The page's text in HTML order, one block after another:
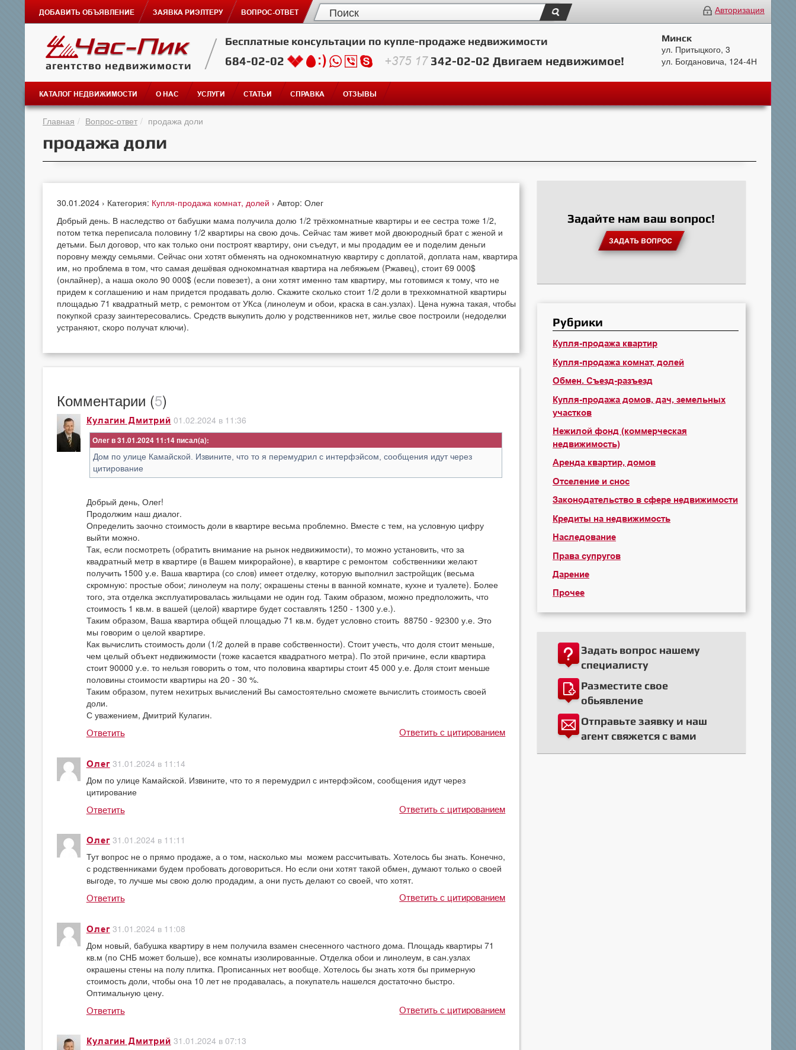
ДОБАВИТЬ ОБЪЯВЛЕНИЕ ЗАЯВКА РИЭЛТЕРУ ВОПРОС-ОТВЕТ Авторизация
агентство недвижимости
Бесплатные консультации по купле-продаже недвижимости
684-02-02 +375 17342-02-02 Двигаем недвижимое!
Минск
ул. Притыцкого, 3
ул. Богдановича, 124-4Н
КАТАЛОГ НЕДВИЖИМОСТИ О НАС УСЛУГИ СТАТЬИ СПРАВКА ОТЗЫВЫ
Главная Вопрос-ответ продажа доли
продажа доли
30.01.2024 › Категория: Купля-продажа комнат, долей › Автор: Олег
Добрый день. В наследство от бабушки мама получила долю 1/2 трёхкомнатные квартиры и ее сестра тоже 1/2,
потом тетка переписала половину 1/2 квартиры на свою дочь. Сейчас там живет мой двоюродный брат с женой и
детьми. Был договор, что как только они построят квартиру, они съедут, и мы продадим ее и поделим деньги
поровну между семьями. Сейчас они хотят обменять на однокомнатную квартиру с доплатой, доплата нам, квартира
им, но проблема в том, что самая дешёвая однокомнатная квартира на лебяжьем (Ржавец), стоит 69 000$
(онлайнер), а наша около 90 000$ (если повезет), а они хотят именно там квартиру, мы готовимся к тому, что не
придем к соглашению и нам придется продавать долю. Скажите сколько стоит 1/2 доли в трехкомнатной квартиры
площадью 71 квадратный метр, с ремонтом от УКса (линолеум и обои, краска в сан.узлах). Цена нужна такая, чтобы
покупкой сразу заинтересовались. Средств выкупить долю у родственников нет, жилье свое построили (недоделки
устраняют, скоро получат ключи).
Комментарии (5)
Кулагин Дмитрий 01.02.2024 в 11:36
Олег в 31.01.2024 11:14
Дом по улице Камайской. Извините, что то я перемудрил с интерфэйсом, сообщения идут через
цитирование
Добрый день, Олег!
Продолжим наш диалог.
Определить заочно стоимость доли в квартире весьма проблемно. Вместе с тем, на условную цифру
выйти можно.
Так, если посмотреть (обратить внимание на рынок недвижимости), то можно установить, что за
квадратный метр в квартире (в Вашем микрорайоне), в квартире с ремонтом собственники желают
получить 1500 у.е. Ваша квартира (со слов) имеет отделку, которую выполнил застройщик (весьма
скромную: простые обои; линолеум на полу; окрашены стены в ванной комнате, кухне и туалете). Более
того, эта отделка эксплуатировалась жильцами не один год. Таким образом, можно предположить, что
стоимость 1 кв.м. в вашей (целой) квартире будет составлять 1250 - 1300 у.е.).
Таким образом, Ваша квартира общей площадью 71 кв.м. будет условно стоить 88750 - 92300 у.е. Это
мы говорим о целой квартире.
Как вычислить стоимость доли (1/2 долей в праве собственности). Стоит учесть, что доля стоит меньше,
чем целый объект недвижимости (тоже касается квадратного метра). По этой причине, если квартира
стоит 90000 у.е. то нельзя говорить о том, что половина квартиры стоит 45 000 у.е. Доля стоит меньше
половины стоимости квартиры на 20 - 30 %.
Таким образом, путем нехитрых вычислений Вы самостоятельно сможете вычислить стоимость своей
доли.
С уважением, Дмитрий Кулагин.
Ответить Ответить с цитированием
Олег 31.01.2024 в 11:14
Дом по улице Камайской. Извините, что то я перемудрил с интерфэйсом, сообщения идут через
цитирование
Ответить Ответить с цитированием
Олег 31.01.2024 в 11:11
Тут вопрос не о прямо продаже, а о том, насколько мы можем рассчитывать. Хотелось бы знать. Конечно,
с родственниками будем пробовать договориться. Но если они хотят такой обмен, думают только о своей
выгоде, то лучше мы свою долю продадим, а они пусть делают со своей, что хотят.
Ответить Ответить с цитированием
Олег 31.01.2024 в 11:08
Дом новый, бабушка квартиру в нем получила взамен снесенного частного дома. Площадь квартиры 71
кв.м (по СНБ может больше), все комнаты изолированные. Отделка обои и линолеум, в сан.узлах
окрашены стены на полу плитка. Прописанных нет вообще. Хотелось бы знать хотя бы примерную
стоимость доли, чтобы она 10 лет не продавалась, а покупатель нашелся достаточно быстро.
Оптимальную цену.
Ответить Ответить с цитированием
Кулагин Дмитрий 31.01.2024 в 07:13
Задайте нам ваш вопрос!
ЗАДАТЬ ВОПРОС
Рубрики
Купля-продажа квартир
Купля-продажа комнат, долей
Обмен. Съезд-разъезд
Купля-продажа домов, дач, земельных
участков
Нежилой фонд (коммерческая
недвижимость)
Аренда квартир, домов
Отселение и снос
Законодательство в сфере недвижимости
Кредиты на недвижимость
Наследование
Права супругов
Дарение
Прочее
Задать вопрос нашему
специалисту
Разместите свое
обьявление
Отправьте заявку и наш
агент свяжется с вами